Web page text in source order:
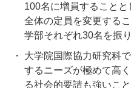
100名に増員すること
全体の定員を変更する
学部それぞれ30名を振
大学院国際協力研究科
するニーズが極めて高
る社会的要請も強いこ